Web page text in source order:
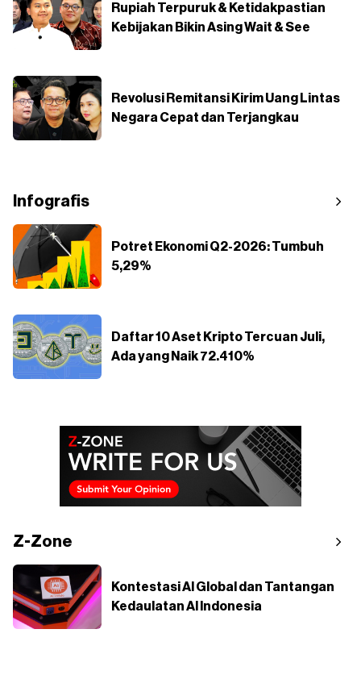
Rupiah Terpuruk & Ketidakpastian
Kebijakan Bikin Asing Wait & See
Revolusi Remitansi Kirim Uang Lintas
Negara Cepat dan Terjangkau
Infografis
Potret Ekonomi Q2-2026: Tumbuh
5,29%
Daftar 10 Aset Kripto Tercuan Juli,
Ada yang Naik 72.410%
Z-Zone
Kontestasi AI Global dan Tantangan
Kedaulatan AI Indonesia